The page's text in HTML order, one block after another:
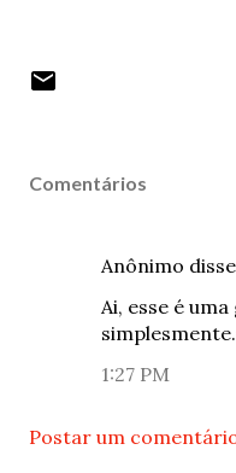
Comentários
Anônimo
Ai, esse é
1:27 PM
Postar um